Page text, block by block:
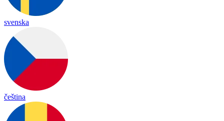
svenska
čeština